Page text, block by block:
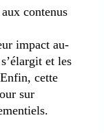
contenus
impact au-
et les
cette
sur